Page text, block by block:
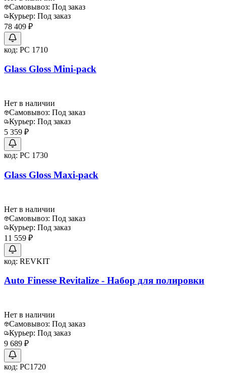
Самовывоз: Под заказ
Курьер: Под заказ
78 409 ₽
код: PC 1710
Glass Gloss Mini-pack
Нет в наличии
Самовывоз: Под заказ
Курьер: Под заказ
5 359 ₽
код: PC 1730
Glass Gloss Maxi-pack
Нет в наличии
Самовывоз: Под заказ
Курьер: Под заказ
11 559 ₽
код: REVKIT
Auto Finesse Revitalize - Набор для полировки
Нет в наличии
Самовывоз: Под заказ
Курьер: Под заказ
9 689 ₽
код: PC1720